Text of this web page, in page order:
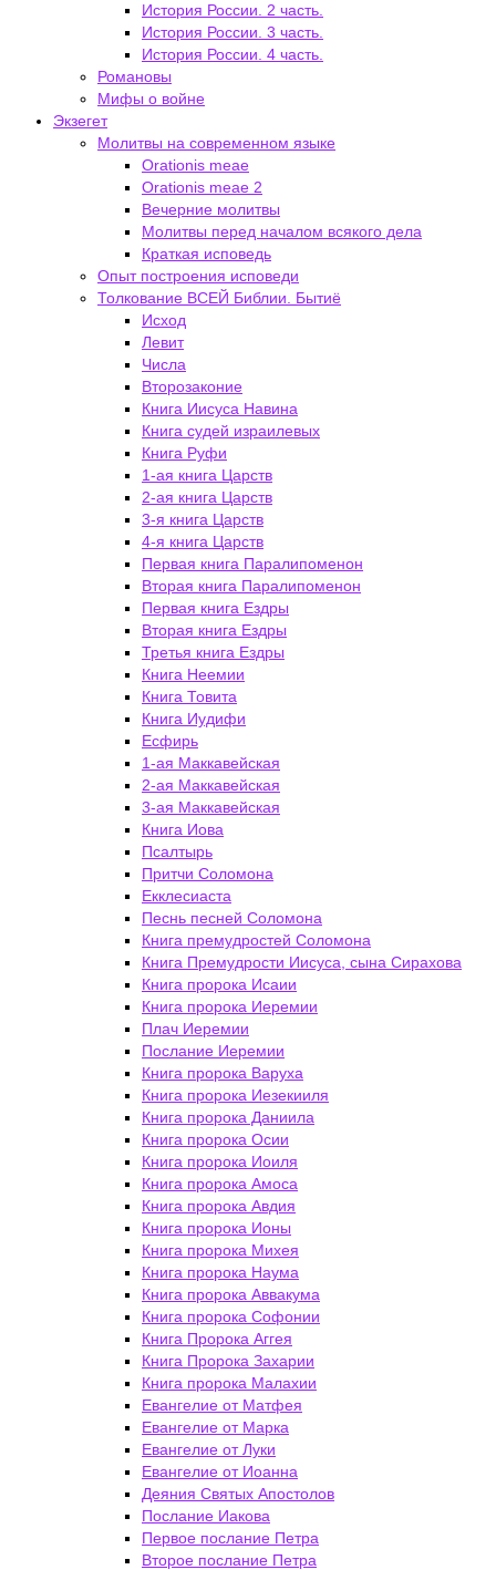
История России. 2 часть.
История России. 3 часть.
История России. 4 часть.
Романовы
Мифы о войне
Экзегет
Молитвы на современном языке
Orationis meae
Orationis meae 2
Вечерние молитвы
Молитвы перед началом всякого дела
Краткая исповедь
Опыт построения исповеди
Толкование ВСЕЙ Библии. Бытиё
Исход
Левит
Числа
Второзаконие
Книга Иисуса Навина
Книга судей израилевых
Книга Руфи
1-ая книга Царств
2-ая книга Царств
3-я книга Царств
4-я книга Царств
Первая книга Паралипоменон
Вторая книга Паралипоменон
Первая книга Ездры
Вторая книга Ездры
Третья книга Ездры
Книга Неемии
Книга Товита
Книга Иудифи
Есфирь
1-ая Маккавейская
2-ая Маккавейская
3-ая Маккавейская
Книга Иова
Псалтырь
Притчи Соломона
Екклесиаста
Песнь песней Соломона
Книга премудростей Соломона
Книга Премудрости Иисуса, сына Сирахова
Книга пророка Исаии
Книга пророка Иеремии
Плач Иеремии
Послание Иеремии
Книга пророка Варуха
Книга пророка Иезекииля
Книга пророка Даниила
Книга пророка Осии
Книга пророка Иоиля
Книга пророка Амоса
Книга пророка Авдия
Книга пророка Ионы
Книга пророка Михея
Книга пророка Наума
Книга пророка Аввакума
Книга пророка Софонии
Книга Пророка Аггея
Книга Пророка Захарии
Книга пророка Малахии
Евангелие от Матфея
Евангелие от Марка
Евангелие от Луки
Евангелие от Иоанна
Деяния Святых Апостолов
Послание Иакова
Первое послание Петра
Второе послание Петра